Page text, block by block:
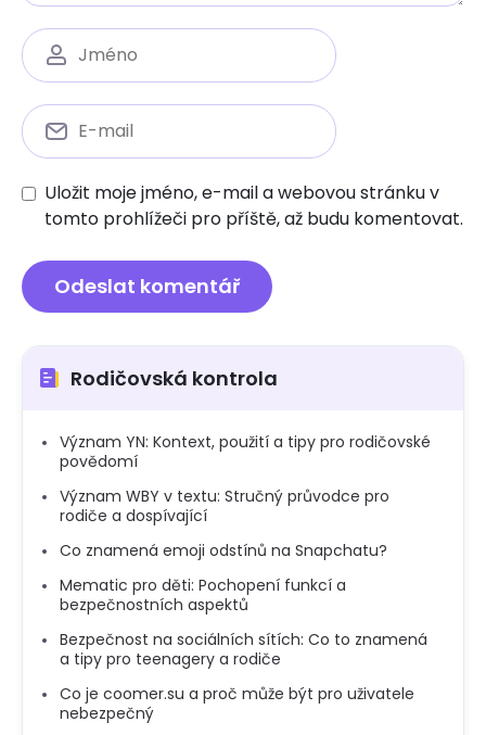
Uložit moje jméno, e-mail a webovou stránku v
tomto prohlížeči pro příště, až budu komentovat.
Rodičovská kontrola
Význam YN: Kontext, použití a tipy pro rodičovské
povědomí
Význam WBY v textu: Stručný průvodce pro
rodiče a dospívající
Co znamená emoji odstínů na Snapchatu?
Mematic pro děti: Pochopení funkcí a
bezpečnostních aspektů
Bezpečnost na sociálních sítích: Co to znamená
a tipy pro teenagery a rodiče
Co je coomer.su a proč může být pro uživatele
nebezpečný